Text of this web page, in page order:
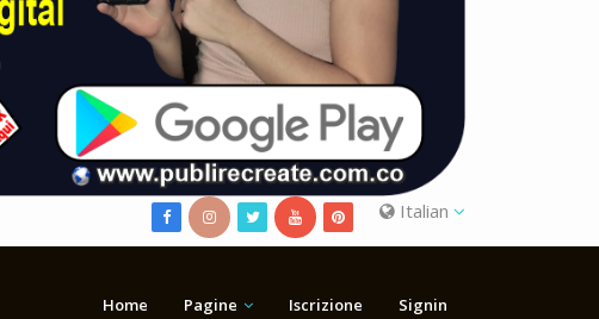
Italian
Home Pagine Iscrizione Signin